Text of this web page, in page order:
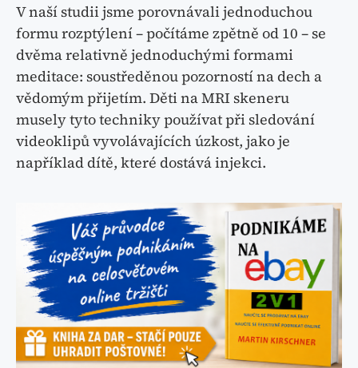
V naší studii jsme porovnávali jednoduchou
formu rozptýlení – počítáme zpětně od 10 – se
dvěma relativně jednoduchými formami
meditace: soustředěnou pozorností na dech a
vědomým přijetím. Děti na MRI skeneru
musely tyto techniky používat při sledování
videoklipů vyvolávajících úzkost, jako je
například dítě, které dostává injekci.